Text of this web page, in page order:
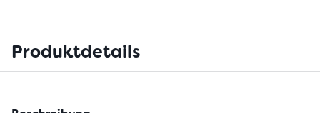
Produktdetails